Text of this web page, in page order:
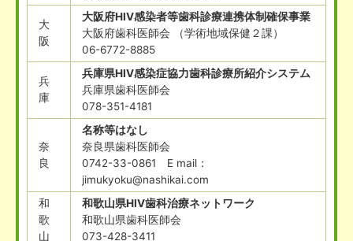
大
阪
大阪府HIV感染者等歯科診療連携体制確保事業
大阪府歯科医師会 （学術地域保健２課）
06-6772-8885
兵
庫
兵庫県HIV感染症協力歯科診療所紹介システム
兵庫県歯科医師会
078-351-4181
奈
良
名称等はなし
奈良県歯科医師会
0742-33-0861 E mail：
jimukyoku@nashikai.com
和
歌
山
和歌山県HIV歯科治療ネットワーク
和歌山県歯科医師会
073-428-3411